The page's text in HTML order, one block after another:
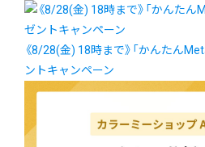
《8/28(金) 18時まで》「かんたん
ントキャンペーン